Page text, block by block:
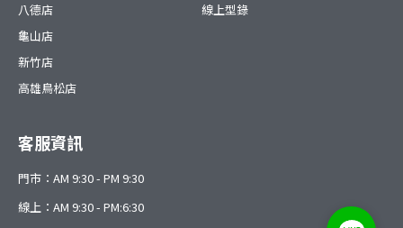
八德店
龜山店
新竹店
高雄鳥松店
線上型錄
客服資訊
門市：AM 9:30 - PM 9:30
線上：AM 9:30 - PM:6:30